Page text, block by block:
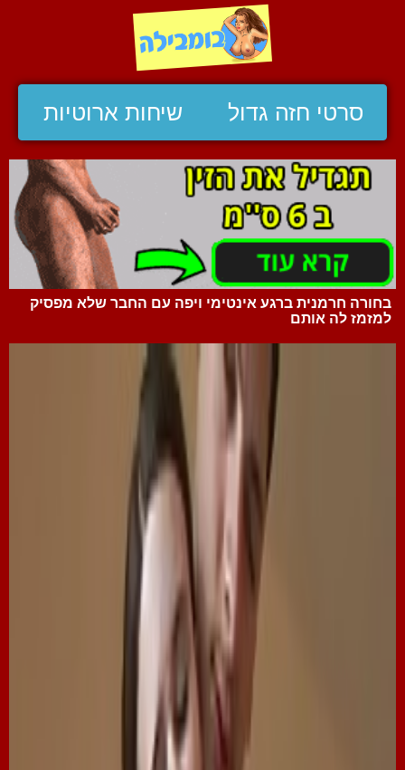
סרטי חזה גדול שיחות ארוטיות
בחורה חרמנית ברגע אינטימי ויפה עם החבר שלא מפסיק
למזמז לה אותם